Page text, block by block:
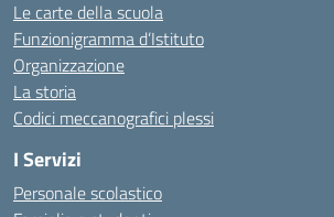
Le carte della scuola
Funzionigramma d’Istituto
Organizzazione
La storia
Codici meccanografici plessi
I Servizi
Personale scolastico